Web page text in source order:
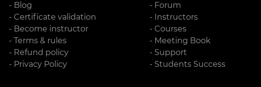
- Blog
- Certificate validation
- Become instructor
- Terms & rules
- Refund policy
- Privacy Policy
- Forum
- Instructors
- Courses
- Meeting Book
- Support
- Students Success